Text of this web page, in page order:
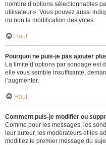
nombre d’options sélectionnables
utilisateur ». Vous pouvez aussi
ou non la modification des votes.
Haut
Pourquoi ne puis-je pas ajouter
La limite d’options par sondage est
elle vous semble insuffisante,
l’augmenter.
Haut
Comment puis-je modifier ou
Comme pour les messages, les
leur auteur, les modérateurs et les
modifiez le premier message du